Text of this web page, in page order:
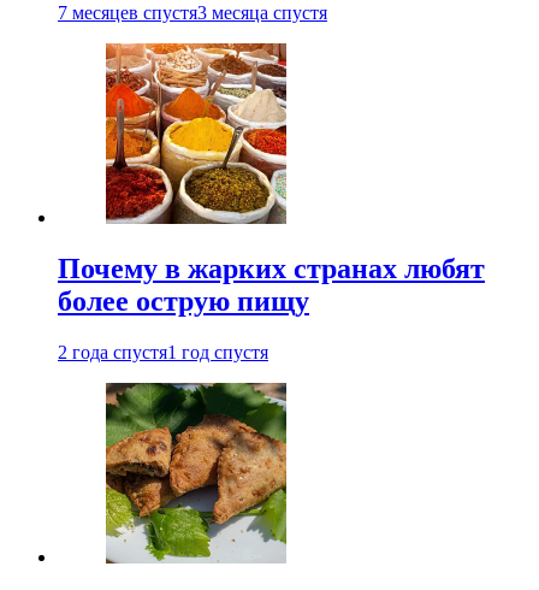
7 месяцев спустя3 месяца спустя
Почему в жарких странах любят
более острую пищу
2 года спустя1 год спустя